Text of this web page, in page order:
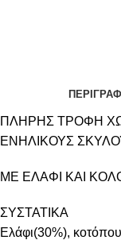
ΠΛΗΡΗΣ ΤΡΟΦΗ
ΕΝΗΛΙΚΟΥΣ
ΜΕ ΕΛΑΦΙ ΚΑΙ
ΣΥΣΤΑΤΙΚΑ
Ελάφι(30%),